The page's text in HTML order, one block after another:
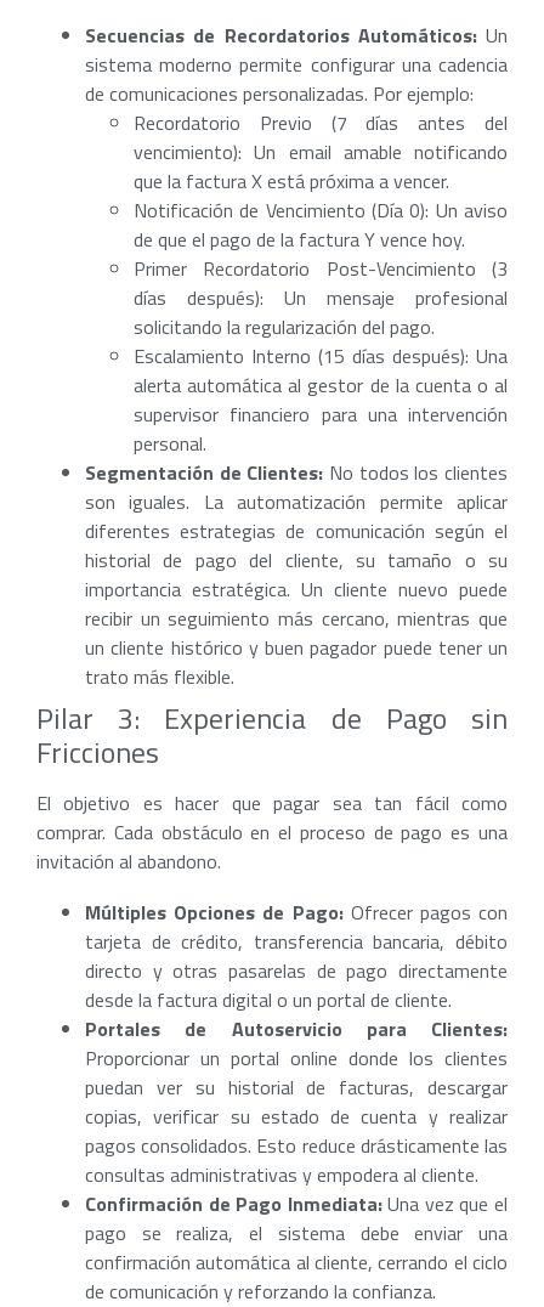
Secuencias de Recordatorios Automáticos:Un
sistema moderno permite configurar una cadencia
de comunicaciones personalizadas. Por ejemplo:
Recordatorio Previo (7 días antes del
vencimiento): Un email amable notificando
que la factura X está próxima a vencer.
Notificación de Vencimiento (Día 0): Un aviso
de que el pago de la factura Y vence hoy.
Primer Recordatorio Post-Vencimiento (3
días después): Un mensaje profesional
solicitando la regularización del pago.
Escalamiento Interno (15 días después): Una
alerta automática al gestor de la cuenta o al
supervisor financiero para una intervención
personal.
Segmentación de Clientes: No todos los clientes
son iguales. La automatización permite aplicar
diferentes estrategias de comunicación según el
historial de pago del cliente, su tamaño o su
importancia estratégica. Un cliente nuevo puede
recibir un seguimiento más cercano, mientras que
un cliente histórico y buen pagador puede tener un
trato más flexible.
Pilar 3: Experiencia de Pago sin
Fricciones
El objetivo es hacer que pagar sea tan fácil como
comprar. Cada obstáculo en el proceso de pago es una
invitación al abandono.
Múltiples Opciones de Pago:Ofrecer pagos con
tarjeta de crédito, transferencia bancaria, débito
directo y otras pasarelas de pago directamente
desde la factura digital o un portal de cliente.
Portales de Autoservicio para Clientes:
Proporcionar un portal online donde los clientes
puedan ver su historial de facturas, descargar
copias, verificar su estado de cuenta y realizar
pagos consolidados. Esto reduce drásticamente las
consultas administrativas y empodera al cliente.
Confirmación de Pago Inmediata:Una vez que el
pago se realiza, el sistema debe enviar una
confirmación automática al cliente, cerrando el ciclo
de comunicación y reforzando la confianza.